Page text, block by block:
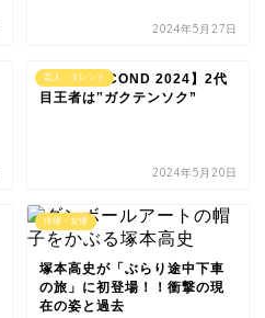
2024年5月27日
芸人・タレント
【THE SECOND 2024】2代
目王者は‟ガクテンソク”
2024年5月20日
俳優・女優
塚本高史が「ぶらり途中下車
の旅」に初登場！！衝撃の現
在の姿と過去